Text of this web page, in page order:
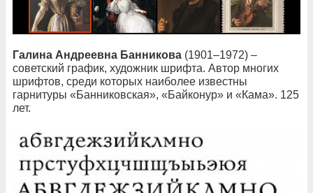
Галина Андреевна Банникова (1901–1972) –
советский график, художник шрифта. Автор многих
шрифтов, среди которых наиболее известны
гарнитуры «Банниковская», «Байконур» и «Кама». 125
лет.